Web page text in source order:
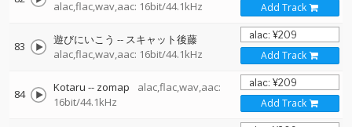
alac,flac,wav,aac: 16bit/44.1kHz Add Track
83 遊びにいこう -- スキャット後藤
alac,flac,wav,aac: 16bit/44.1kHz
Add Track
84 Kotaru -- zomap
alac,flac,wav,aac:
16bit/44.1kHz
Add Track